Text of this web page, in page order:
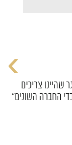
שהיינו צריכים
החברה השונים"
›